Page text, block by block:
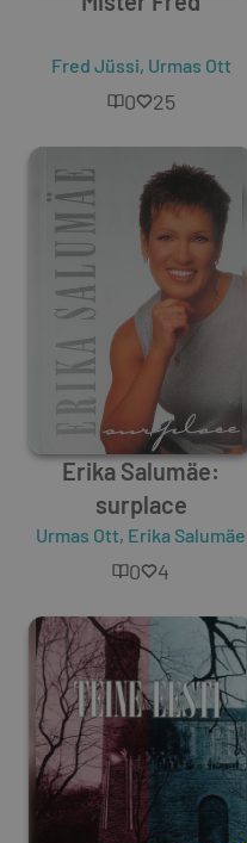
Fred Jüssi, Urmas Ott
0 25
Erika Salumäe:
surplace
Urmas Ott, Erika Salumäe
0 4